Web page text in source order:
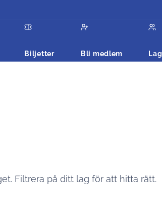
Biljetter Bli medlem Lag
Filtrera på ditt lag för att hitta rätt.